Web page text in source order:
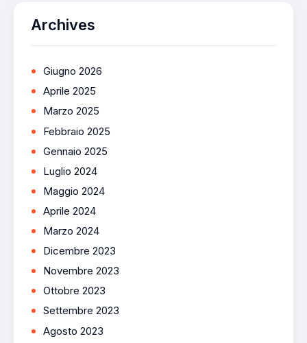
Archives
Giugno 2026
Aprile 2025
Marzo 2025
Febbraio 2025
Gennaio 2025
Luglio 2024
Maggio 2024
Aprile 2024
Marzo 2024
Dicembre 2023
Novembre 2023
Ottobre 2023
Settembre 2023
Agosto 2023